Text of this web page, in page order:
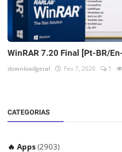
WinRAR 7.20 Final [Pt-BR/
downloadgeral Fev 7, 2026 1
CATEGORIAS
🔥 Apps (2903)